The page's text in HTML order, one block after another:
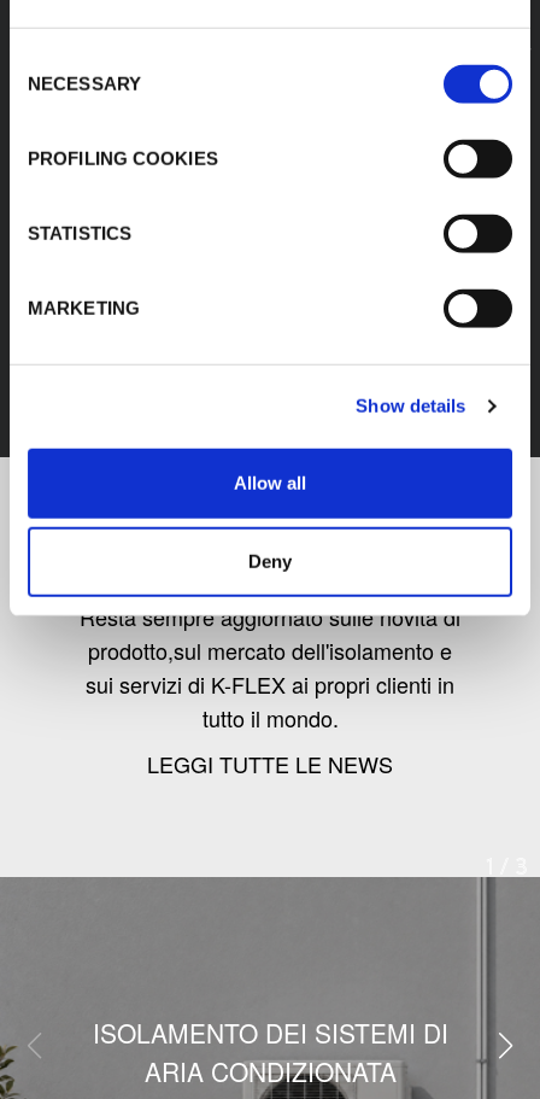
Selection
NECESSARY
PROFILING COOKIES
STATISTICS
MARKETING
Show details
Allow all
Deny
SCOPRI TUTTI I PRODOTTI
K-Flex news
Resta sempre aggiornato sulle novità di
prodotto,sul mercato dell'isolamento e
sui servizi di K-FLEX ai propri clienti in
tutto il mondo.
LEGGI TUTTE LE NEWS
ISOLAMENTO DEI SISTEMI DI
ARIA CONDIZIONATA